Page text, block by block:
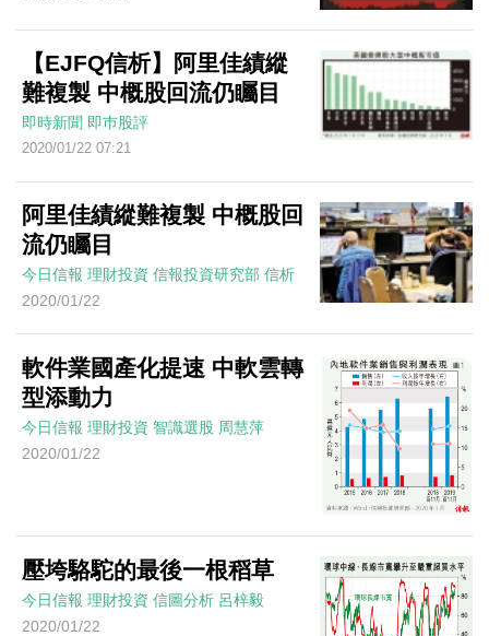
【EJFQ信析】阿里佳績縱
難複製 中概股回流仍矚目
即時新聞 即巿股評
2020/01/22 07:21
阿里佳績縱難複製 中概股回
流仍矚目
今日信報 理財投資 信報投資研究部 信析
2020/01/22
軟件業國產化提速 中軟雲轉
型添動力
今日信報 理財投資 智識選股 周慧萍
2020/01/22
壓垮駱駝的最後一根稻草
今日信報 理財投資 信圖分析 呂梓毅
2020/01/22